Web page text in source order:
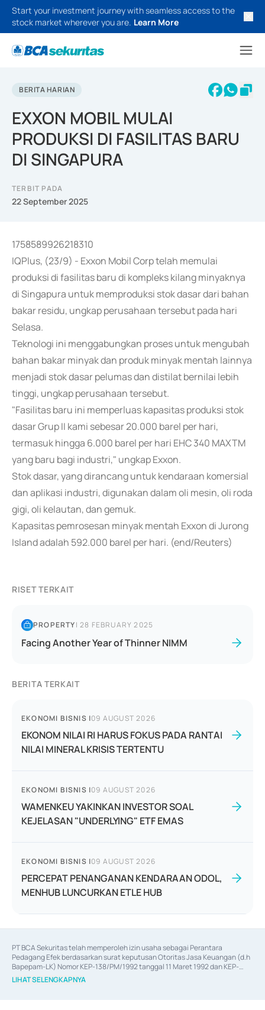
Start your investment journey with seamless access to the
stock market wherever you are. Learn More
BERITA HARIAN
EXXON MOBIL MULAI
PRODUKSI DI FASILITAS BARU
DI SINGAPURA
TERBIT PADA
22 September 2025
1758589926218310
IQPlus, (23/9) - Exxon Mobil Corp telah memulai
produksi di fasilitas baru di kompleks kilang minyaknya
di Singapura untuk memproduksi stok dasar dari bahan
bakar residu, ungkap perusahaan tersebut pada hari
Selasa.
Teknologi ini menggabungkan proses untuk mengubah
bahan bakar minyak dan produk minyak mentah lainnya
menjadi stok dasar pelumas dan distilat bernilai lebih
tinggi, ungkap perusahaan tersebut.
"Fasilitas baru ini memperluas kapasitas produksi stok
dasar Grup II kami sebesar 20.000 barel per hari,
termasuk hingga 6.000 barel per hari EHC 340 MAXTM
yang baru bagi industri," ungkap Exxon.
Stok dasar, yang dirancang untuk kendaraan komersial
dan aplikasi industri, digunakan dalam oli mesin, oli roda
gigi, oli kelautan, dan gemuk.
Kapasitas pemrosesan minyak mentah Exxon di Jurong
Island adalah 592.000 barel per hari. (end/Reuters)
RISET TERKAIT
PROPERTY|28 FEBRUARY 2025
Facing Another Year of Thinner NIMM
BERITA TERKAIT
EKONOMI BISNIS |09 AUGUST 2026
EKONOM NILAI RI HARUS FOKUS PADA RANTAI
NILAI MINERAL KRISIS TERTENTU
EKONOMI BISNIS |09 AUGUST 2026
WAMENKEU YAKINKAN INVESTOR SOAL
KEJELASAN "UNDERLYING" ETF EMAS
EKONOMI BISNIS |09 AUGUST 2026
PERCEPAT PENANGANAN KENDARAAN ODOL,
MENHUB LUNCURKAN ETLE HUB
PT BCA Sekuritas telah memperoleh izin usaha sebagai Perantara
Pedagang Efek berdasarkan surat keputusan Otoritas Jasa Keuangan (d.h
Bapepam-LK) Nomor KEP-138/PM/1992 tanggal 11 Maret 1992 dan KEP-
06/D.04/2014 tanggal 28 Februari 2014, izin usaha sebagai Penjamin Emisi
Efek berdasarkan surat keputusan Otoritas Jasa Keuangan Nomor KEP-
LIHAT SELENGKAPNYA